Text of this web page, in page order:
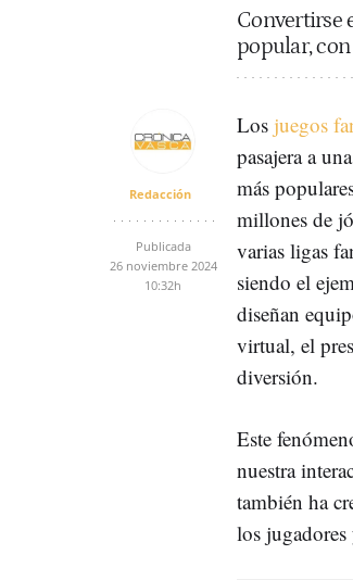
Convertirse
popular,
Redacción
Publicada
26 noviembre 2024
10:32h
Los juegos
pasajera a
más
millones de
varias ligas
siendo el
diseñan
virtual, el
diversión.
Este
nuestra
también ha
los